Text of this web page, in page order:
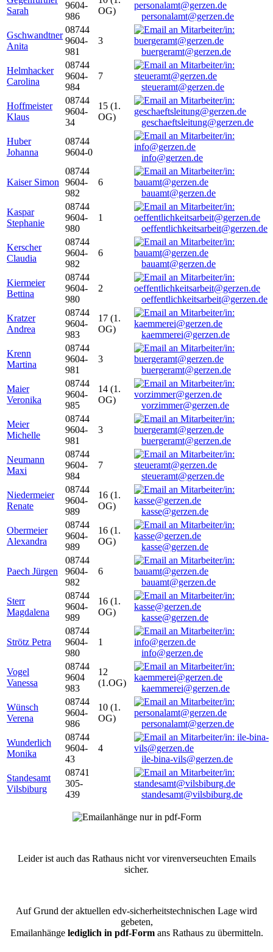
Sarah
9604-
986
OG)
personalamt@gerzen.de
Gschwandtner
Anita
08744
9604-
981
3
buergeramt@gerzen.de
Helmhacker
Carolina
08744
9604-
984
7
steueramt@gerzen.de
Hoffmeister
Klaus
08744
9604-
34
15 (1.
OG)
geschaeftsleitung@gerzen.de
Huber
Johanna
08744
9604-0
info@gerzen.de
Kaiser Simon
08744
9604-
982
6
bauamt@gerzen.de
Kaspar
Stephanie
08744
9604-
980
1
oeffentlichkeitsarbeit@gerzen.de
Kerscher
Claudia
08744
9604-
982
6
bauamt@gerzen.de
Kiermeier
Bettina
08744
9604-
980
2
oeffentlichkeitsarbeit@gerzen.de
Kratzer
Andrea
08744
9604-
983
17 (1.
OG)
kaemmerei@gerzen.de
Krenn
Martina
08744
9604-
981
3
buergeramt@gerzen.de
Maier
Veronika
08744
9604-
985
14 (1.
OG)
vorzimmer@gerzen.de
Meier
Michelle
08744
9604-
981
3
buergeramt@gerzen.de
Neumann
Maxi
08744
9604-
984
7
steueramt@gerzen.de
Niedermeier
Renate
08744
9604-
989
16 (1.
OG)
kasse@gerzen.de
Obermeier
Alexandra
08744
9604-
989
16 (1.
OG)
kasse@gerzen.de
Paech Jürgen
08744
9604-
982
6
bauamt@gerzen.de
Sterr
Magdalena
08744
9604-
989
16 (1.
OG)
kasse@gerzen.de
Strötz Petra
08744
9604-
980
1
info@gerzen.de
Vogel
Vanessa
08744
9604
983
12
(1.OG)
kaemmerei@gerzen.de
Wünsch
Verena
08744
9604-
986
10 (1.
OG)
personalamt@gerzen.de
Wunderlich
Monika
08744
9604-
43
4
ile-bina-vils@gerzen.de
Standesamt
Vilsbiburg
08741
305-
439
standesamt@vilsbiburg.de
Leider ist auch das Rathaus nicht vor virenverseuchten Emails
sicher.
Auf Grund der aktuellen edv-sicherheitstechnischen Lage wird
gebeten,
Emailanhänge lediglich in pdf-Formans Rathaus zu übermitteln.